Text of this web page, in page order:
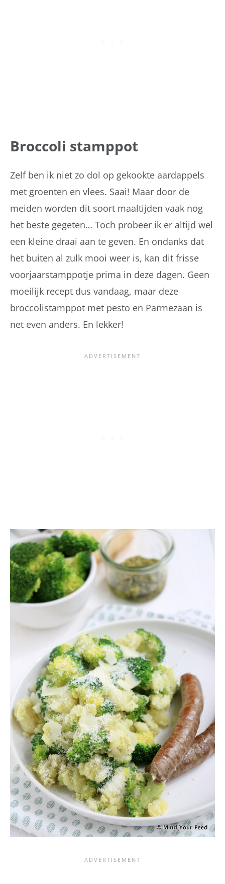
Broccoli stamppot
Zelf ben ik niet zo dol op gekookte aardappels
met groenten en vlees. Saai! Maar door de
meiden worden dit soort maaltijden vaak nog
het beste gegeten… Toch probeer ik er altijd wel
een kleine draai aan te geven. En ondanks dat
het buiten al zulk mooi weer is, kan dit frisse
voorjaarstamppotje prima in deze dagen. Geen
moeilijk recept dus vandaag, maar deze
broccolistamppot met pesto en Parmezaan is
net even anders. En lekker!